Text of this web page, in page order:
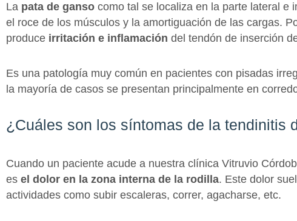
La pata de ganso como tal se localiza en la parte lateral e
el roce de los músculos y la amortiguación de las cargas.
produce irritación e inflamación del tendón de inserción
Es una patología muy común en pacientes con pisadas
la mayoría de casos se presentan principalmente en
¿Cuáles son los síntomas de la tendinitis
Cuando un paciente acude a nuestra clínica Vitruvio
es el dolor en la zona interna de la rodilla. Este dolor
actividades como subir escaleras, correr, agacharse, etc.